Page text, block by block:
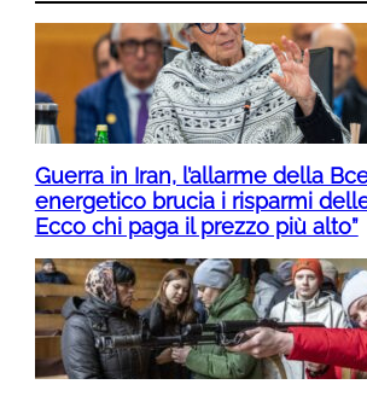
Guerra in Iran, l’allarme della
energetico brucia i risparmi
Ecco chi paga il prezzo più alto”